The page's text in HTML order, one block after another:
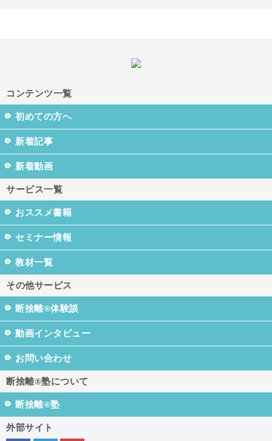
コンテンツ一覧
初めての方へ
新着記事
新着動画
サービス一覧
おススメ書籍
セミナー情報
教材一覧
その他サービス
断捨離®体験談
動画インタビュー
お問い合わせ
断捨離®塾について
断捨離®塾
外部サイト